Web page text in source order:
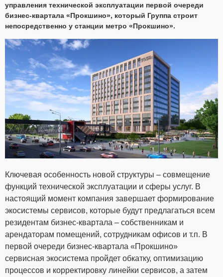
управления технической эксплуатации первой очереди
бизнес-квартала «Прокшино», который Группа строит
непосредственно у станции метро «Прокшино».
Ключевая особенность новой структуры – совмещение
функций технической эксплуатации и сферы услуг. В
настоящий момент компания завершает формирование
экосистемы сервисов, которые будут предлагаться всем
резидентам бизнес-квартала – собственникам и
арендаторам помещений, сотрудникам офисов и т.п. В
первой очереди бизнес-квартала «Прокшино»
сервисная экосистема пройдет обкатку, оптимизацию
процессов и корректировку линейки сервисов, а затем